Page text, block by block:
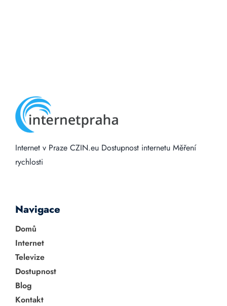
Internet v Praze CZIN.eu Dostupnost internetu Měření
rychlosti
Navigace
Domů
Internet
Televize
Dostupnost
Blog
Kontakt